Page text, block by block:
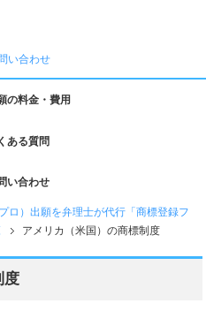
の料金・費用
ある質問
い合わせ
ロ）出願を弁理士が代行「商標登録フ
アメリカ（米国）の商標制度
度